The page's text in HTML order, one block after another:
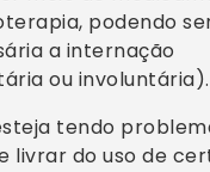
podendo
a internação
ou involuntária).
tendo
livrar do uso de